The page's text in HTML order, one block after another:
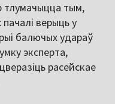
тлумачыцца тым,
пачалі верыць у
балючых удараў
эксперта,
расейскае